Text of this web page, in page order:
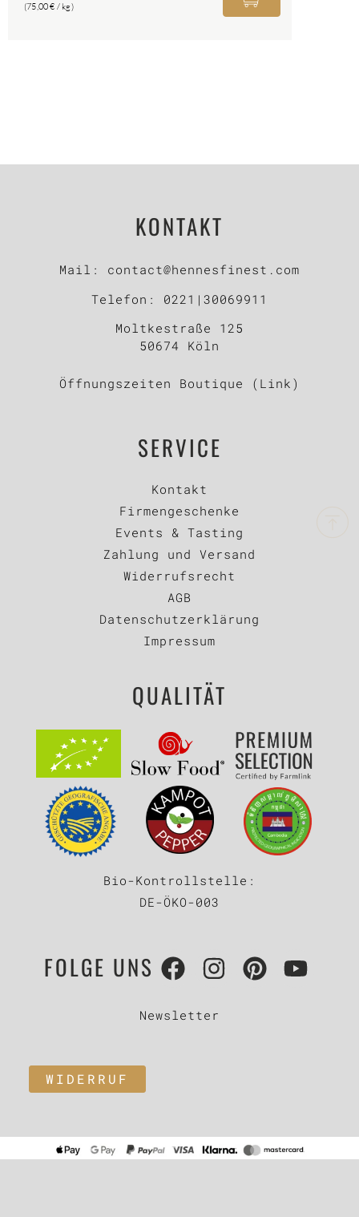
(75,00€ / kg)
KONTAKT
Mail: contact@hennesfinest.com
Telefon: 0221|30069911
Moltkestraße 125
50674 Köln
Öffnungszeiten Boutique (Link)
SERVICE
Kontakt
Firmengeschenke
Events & Tasting
Zahlung und Versand
Widerrufsrecht
AGB
Datenschutzerklärung
Impressum
QUALITÄT
Bio-Kontrollstelle:
DE-ÖKO-003
FOLGE UNS
Newsletter
WIDERRUF